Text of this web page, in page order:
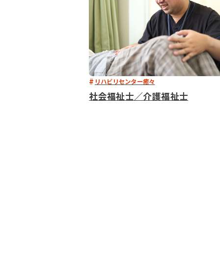
リハビリセンター癒々
社会福祉士／介護福祉士